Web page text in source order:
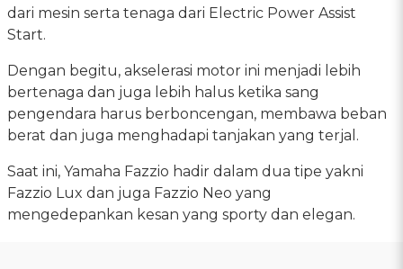
dari mesin serta tenaga dari Electric Power Assist
Start.
Dengan begitu, akselerasi motor ini menjadi lebih
bertenaga dan juga lebih halus ketika sang
pengendara harus berboncengan, membawa beban
berat dan juga menghadapi tanjakan yang terjal.
Saat ini, Yamaha Fazzio hadir dalam dua tipe yakni
Fazzio Lux dan juga Fazzio Neo yang
mengedepankan kesan yang sporty dan elegan.